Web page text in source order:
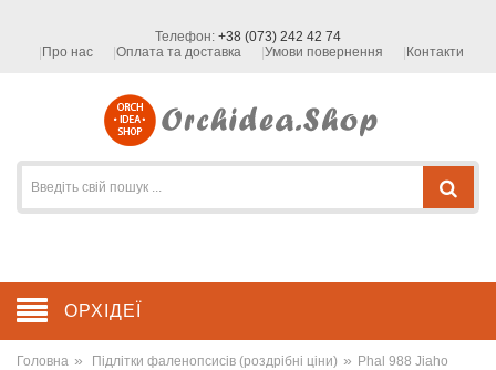
Телефон: +38 (073) 242 42 74
Про нас
Оплата та доставка Умови повернення Контакти
ОРХІДЕЇ
Головна » Підлітки фаленопсисів (роздрібні ціни) » Phal 988 Jiaho